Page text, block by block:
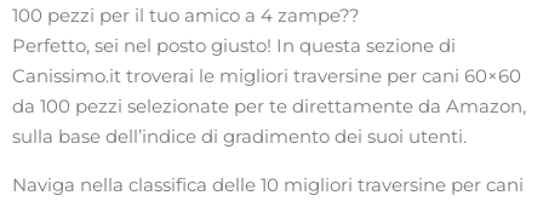
100 pezzi per il tuo amico a 4 zampe??
Perfetto, sei nel posto giusto! In questa sezione di
Canissimo.it troverai le migliori traversine per cani 60×60
da 100 pezzi selezionate per te direttamente da Amazon,
sulla base dell’indice di gradimento dei suoi utenti.
Naviga nella classifica delle 10 migliori traversine per cani